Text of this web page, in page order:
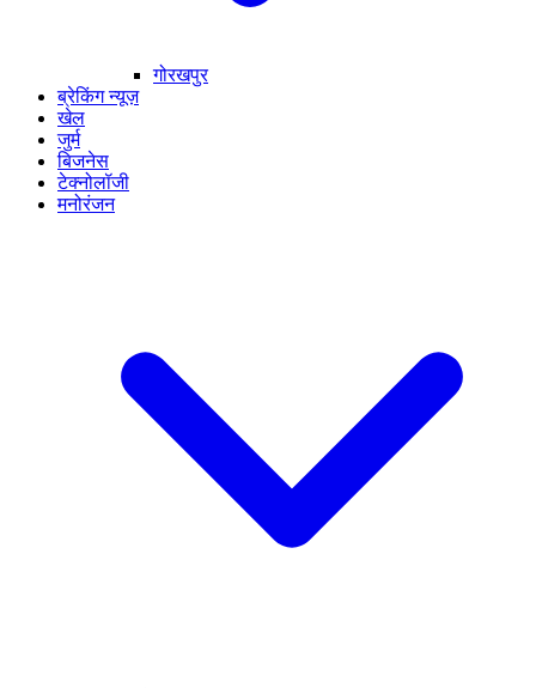
गोरखपुर
ब्रेकिंग न्यूज़
खेल
जुर्म
बिजनेस
टेक्नोलॉजी
मनोरंजन